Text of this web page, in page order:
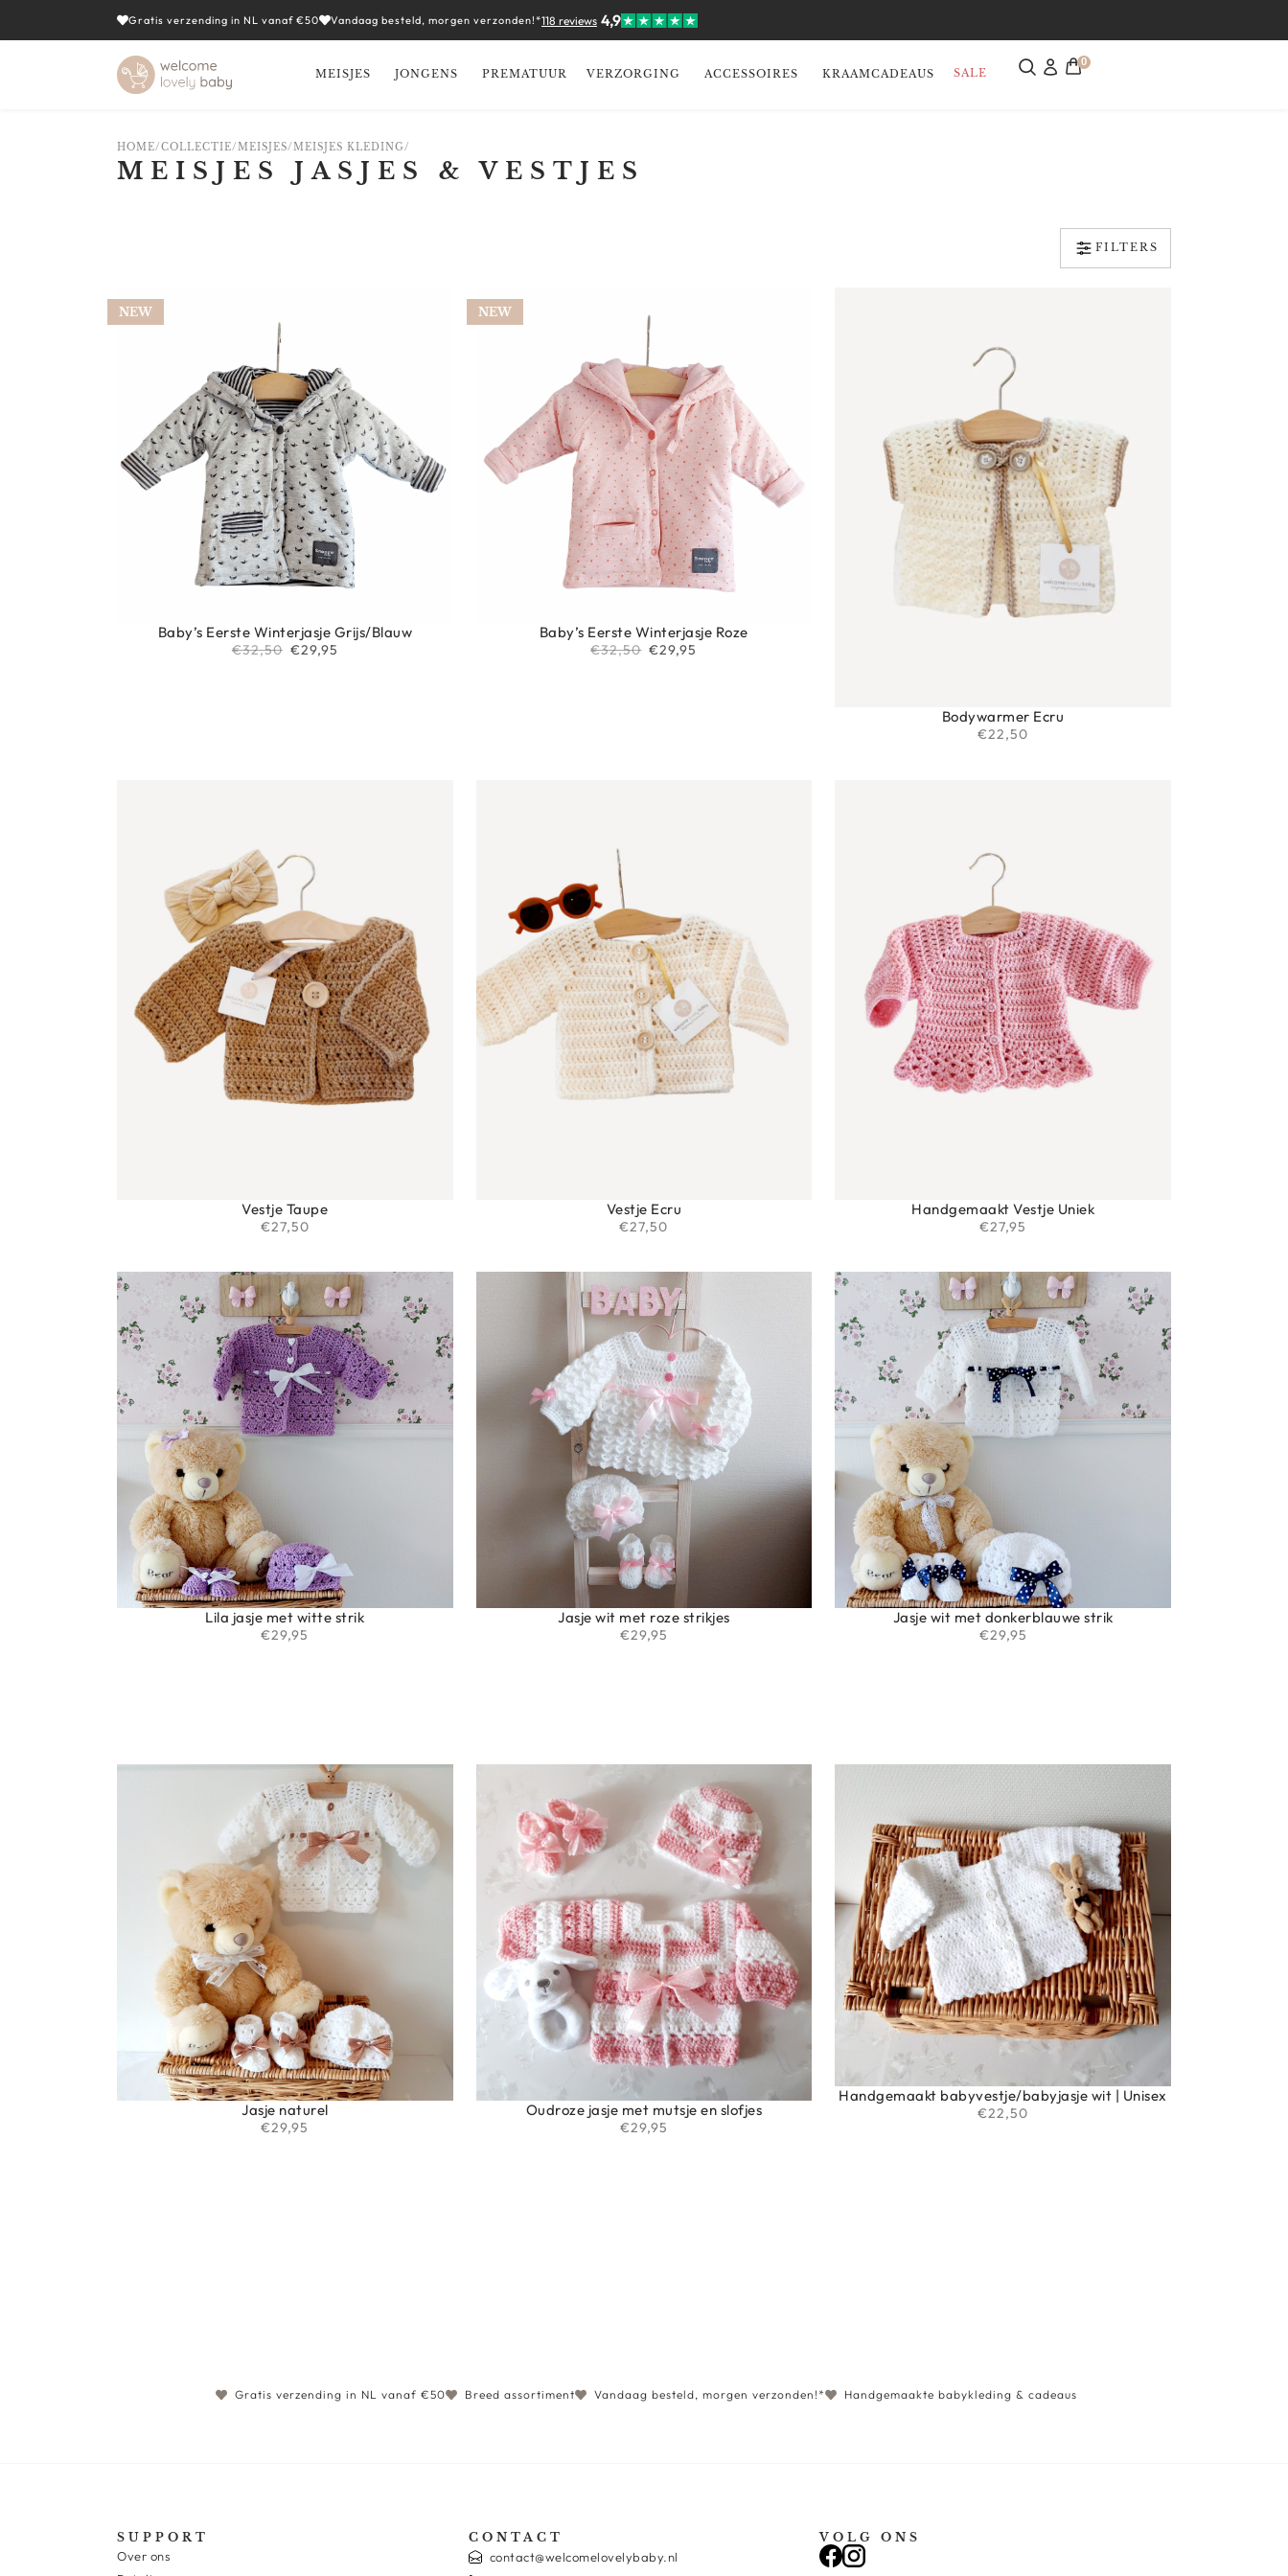
Gratis verzending in NL vanaf €50 Vandaag besteld, morgen verzonden!*118 reviews 4,9
MEISJES JONGENS PREMATUUR VERZORGING ACCESSOIRES KRAAMCADEAUS SALE
0
HOME/COLLECTIE/MEISJES/MEISJES KLEDING/
MEISJES JASJES & VESTJES
FILTERS
NEW
Baby’s Eerste Winterjasje Grijs/Blauw
€32,50 €29,95
NEW
Baby’s Eerste Winterjasje Roze
€32,50 €29,95
Bodywarmer Ecru
€22,50
Vestje Taupe
€27,50
Vestje Ecru
€27,50
Handgemaakt Vestje Uniek
€27,95
Lila jasje met witte strik
€29,95
Jasje wit met roze strikjes
€29,95
Jasje wit met donkerblauwe strik
€29,95
Jasje naturel
€29,95
Oudroze jasje met mutsje en slofjes
€29,95
Handgemaakt babyvestje/babyjasje wit | Unisex
€22,50
Gratis verzending in NL vanaf €50 Breed assortiment Vandaag besteld, morgen verzonden!* Handgemaakte babykleding & cadeaus
SUPPORT
Over ons
CONTACT
contact@welcomelovelybaby.nl
VOLG ONS